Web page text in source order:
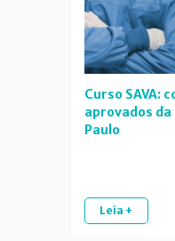
Curso SAVA:
aprovados da
Paulo
Leia +